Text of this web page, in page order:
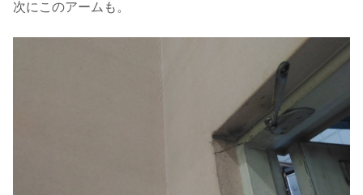
次にこのアームも。